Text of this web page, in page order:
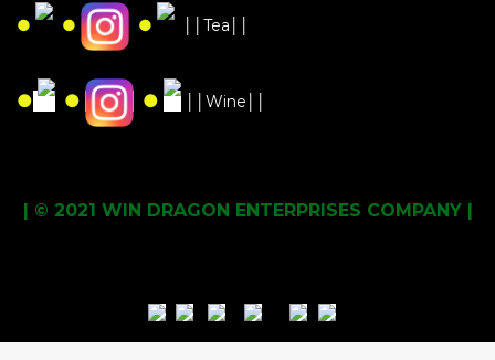
● ● ● ││Tea││
● ● ● ││Wine││
| © 2021 WIN DRAGON ENTERPRISES COMPANY |